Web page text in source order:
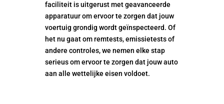
faciliteit is uitgerust met geavanceerde
apparatuur om ervoor te zorgen dat jouw
voertuig grondig wordt geïnspecteerd. Of
het nu gaat om remtests, emissietests of
andere controles, we nemen elke stap
serieus om ervoor te zorgen dat jouw auto
aan alle wettelijke eisen voldoet.